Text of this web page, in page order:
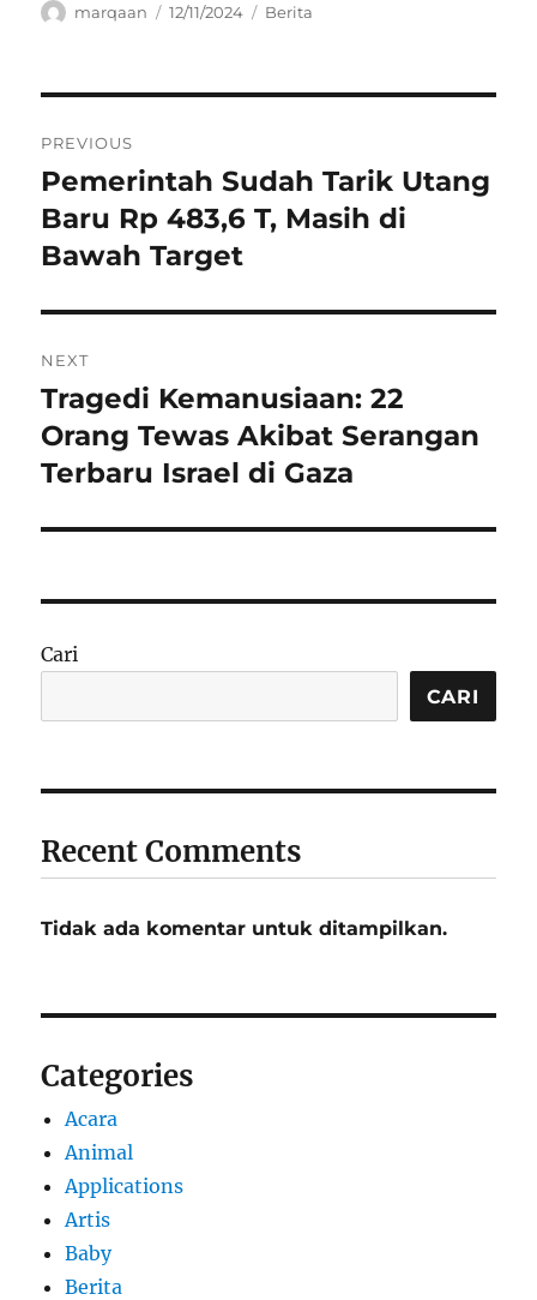
Author
marqaan
Posted
12/11/2024 Categories
Berita
pos
PREVIOUS
Previous
post:
Pemerintah Sudah Tarik Utang
Baru Rp 483,6 T, Masih di
Bawah Target
NEXT
Next
post:
Tragedi Kemanusiaan: 22
Orang Tewas Akibat Serangan
Terbaru Israel di Gaza
Cari
CARI
Recent Comments
Tidak ada komentar untuk ditampilkan.
Categories
Acara
Animal
Applications
Artis
Baby
Berita